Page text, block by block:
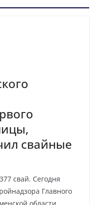
свайные
свай. Сегодня
Главного